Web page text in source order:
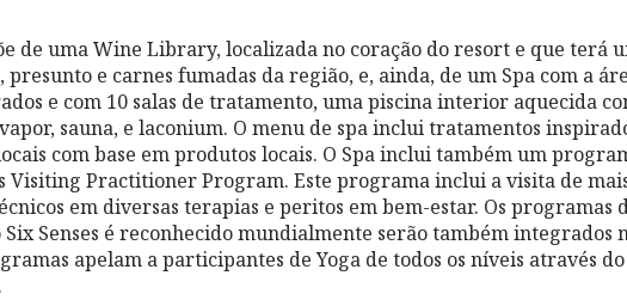
de uma Wine Library, localizada no coração do resort e que terá
presunto e carnes fumadas da região, e, ainda, de um Spa com a
e com 10 salas de tratamento, uma piscina interior aquecida
sauna, e laconium. O menu de spa inclui tratamentos
com base em produtos locais. O Spa inclui também um
Visiting Practitioner Program. Este programa inclui a visita de
em diversas terapias e peritos em bem-estar. Os programas
Senses é reconhecido mundialmente serão também integrados
apelam a participantes de Yoga de todos os níveis através